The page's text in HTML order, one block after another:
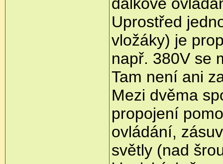
Uprostřed
vložáky) je
např. 380V se
Tam není ani
Mezi dvěma
propojení
ovládání,
světly (nad